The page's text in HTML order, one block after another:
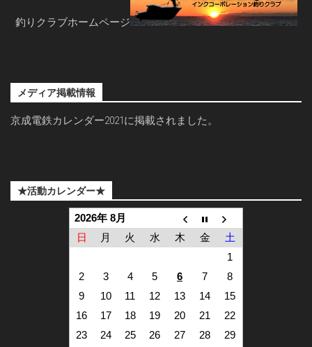
釣りクラブホームページ
メディア掲載情報
京成電鉄カレンダー2021に掲載されました。
★活動カレンダー★
2026年 8月
日
月 火 水 木 金
土
1
2
3 4 5 6 7
8
9
10 11 12 13 14
15
16
17 18 19 20 21
22
23
24 25 26 27 28
29